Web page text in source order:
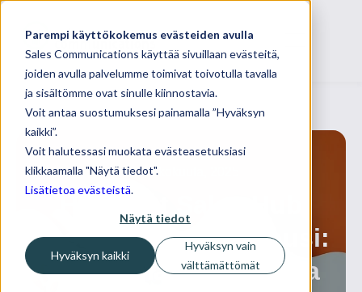
Parempi käyttökokemus evästeiden avulla
Sales Communications käyttää sivuillaan evästeitä,
joiden avulla palvelumme toimivat toivotulla tavalla
ja sisältömme ovat sinulle kiinnostavia.
Voit antaa suostumuksesi painamalla ”Hyväksyn
kaikki”.
Voit halutessasi muokata evästeasetuksiasi
klikkaamalla "Näytä tiedot".
Lisätietoa evästeistä.
Näytä tiedot
Hyväksyn kaikki
Hyväksyn vain
välttämättömät
14 toukokuuta, 2025
ensimmäinen kuukausi:
yleisimmät haasteet ja